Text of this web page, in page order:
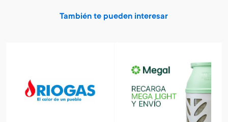
También te pueden interesar